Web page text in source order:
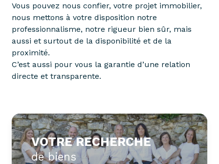
VOTRE RECHERCHE
de biens
Vous pouvez nous confier, votre projet immobilier,
nous mettons à votre disposition notre
professionnalisme, notre rigueur bien sûr, mais
aussi et surtout de la disponibilité et de la
proximité.
C’est aussi pour vous la garantie d’une relation
directe et transparente.